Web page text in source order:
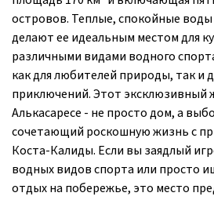
островов. Теплые, спокойные
делают ее идеальным местом для
различными видами водного
как для любителей природы, так и
приключений. Этот эксклюзивный
Алькасаресе - не просто дом, а
сочетающий роскошную жизнь с
Коста-Калиды. Если вы заядлый
водных видов спорта или просто
отдых на побережье, это место